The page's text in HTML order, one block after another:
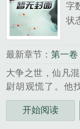
字
状
最新章节： 第一
大争之世，仙凡
尉胡观慌了。他
个“演习骗督邮”
喊饶命。胡观很
开始阅读